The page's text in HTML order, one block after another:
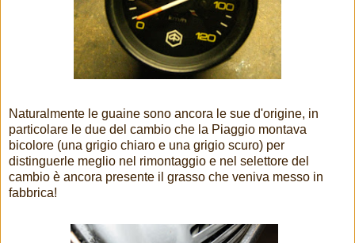
Naturalmente le guaine sono ancora le sue d'origine, in
particolare le due del cambio che la Piaggio montava
bicolore (una grigio chiaro e una grigio scuro) per
distinguerle meglio nel rimontaggio e nel selettore del
cambio è ancora presente il grasso che veniva messo in
fabbrica!